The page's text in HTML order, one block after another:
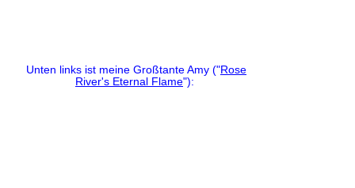
Unten links ist meine Großtante Amy ("Rose
River's Eternal Flame"):